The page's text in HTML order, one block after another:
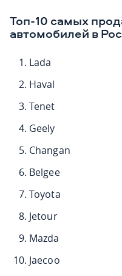
Топ-10 самых
автомобилей в
Lada
Haval
Tenet
Geely
Changan
Belgee
Toyota
Jetour
Mazda
Jaecoo